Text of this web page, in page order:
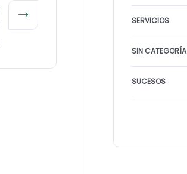
SERVICIOS
SIN CATEGORÍA
SUCESOS